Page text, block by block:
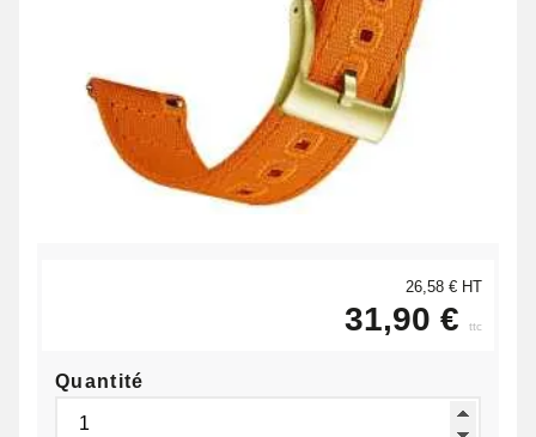
26,58 € HT
31,90 € ttc
Quantité